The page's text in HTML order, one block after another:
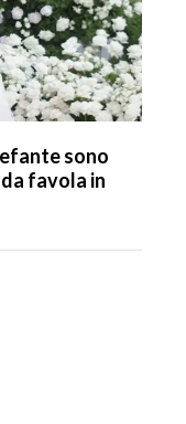
sono
favola in